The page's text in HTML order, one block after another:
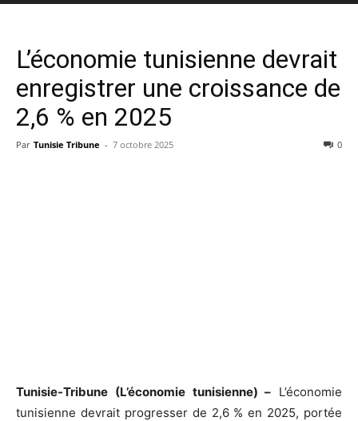
L’économie tunisienne devrait
enregistrer une croissance de
2,6 % en 2025
Par Tunisie Tribune - 7 octobre 2025 0
Tunisie-Tribune (L’économie tunisienne) – L’économie
tunisienne devrait progresser de 2,6 % en 2025, portée